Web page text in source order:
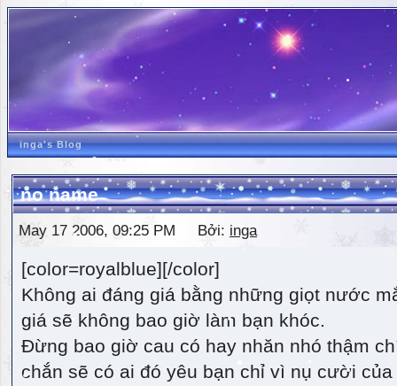
inga's Blog
no name
May 17 2006, 09:25 PM Bởi: inga
[color=royalblue][/color]
Không ai đáng giá bằng những giọt nước
giá sẽ không bao giờ làm bạn khóc.
Đừng bao giờ cau có hay nhăn nhó thậm
chắn sẽ có ai đó yêu bạn chỉ vì nụ cười